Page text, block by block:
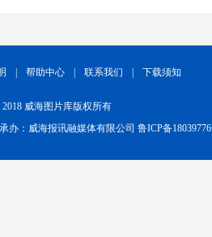
帮助中心 联系我们 下载须知
2018 威海图片库版权所有
承办：威海报讯融媒体有限公司 鲁ICP备